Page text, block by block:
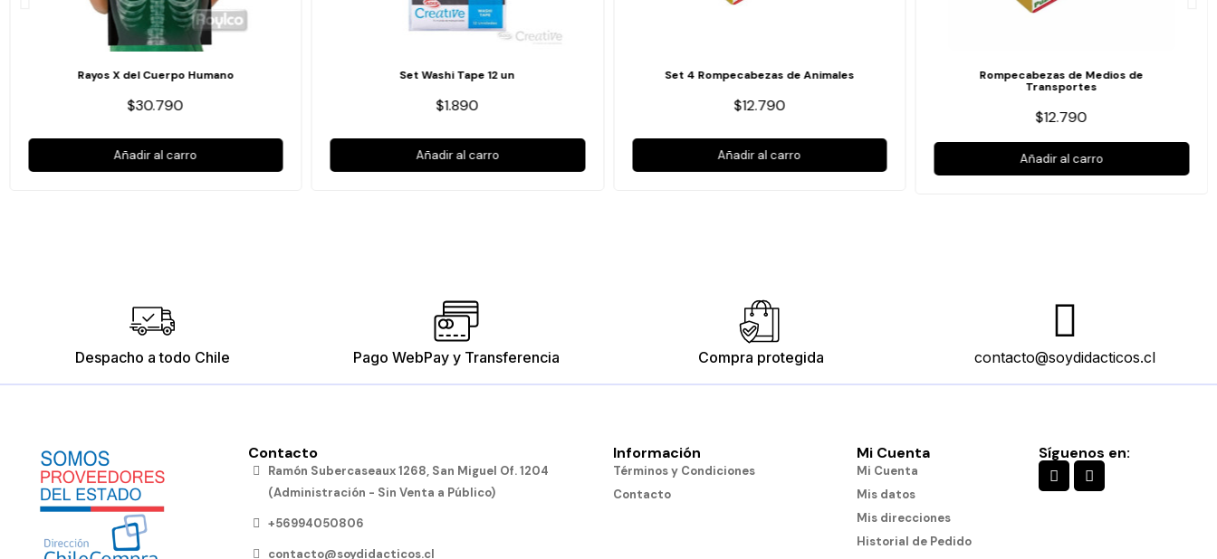
Rayos X del Cuerpo Humano
$30.790
Añadir al carro
Set Washi Tape 12 un
$1.890
Añadir al carro
Set 4 Rompecabezas de Animales
$12.790
Añadir al carro
Rompecabezas de Medios de
Transportes
$12.790
Añadir al carro
Despacho a todo Chile Pago WebPay y Transferencia Compra protegida contacto@soydidacticos.cl
Contacto
Ramón Subercaseaux 1268, San Miguel Of. 1204
(Administración - Sin Venta a Público)
+56994050806
contacto@soydidacticos.cl
Información
Términos y Condiciones
Contacto
Mi Cuenta
Mi Cuenta
Mis datos
Mis direcciones
Historial de Pedido
Síguenos en: